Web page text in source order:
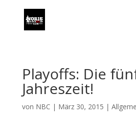
Playoffs: Die
Jahreszeit!
von NBC | März 30, 2015 |